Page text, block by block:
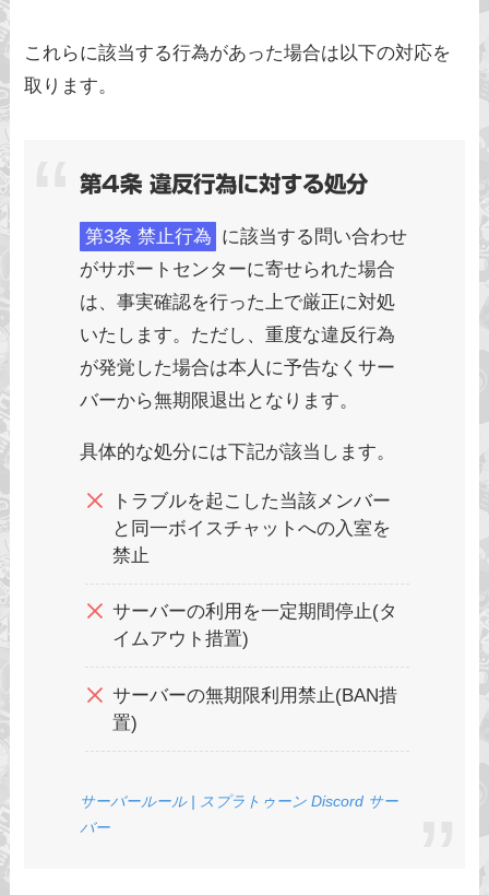
これらに該当する行為があった場合は以下の対応を
取ります。
第4条 違反行為に対する処分
第3条 禁止行為 に該当する問い合わせ
がサポートセンターに寄せられた場合
は、事実確認を行った上で厳正に対処
いたします。ただし、重度な違反行為
が発覚した場合は本人に予告なくサー
バーから無期限退出となります。
具体的な処分には下記が該当します。
トラブルを起こした当該メンバー
と同一ボイスチャットへの入室を
禁止
サーバーの利用を一定期間停止(タ
イムアウト措置)
サーバーの無期限利用禁止(BAN措
置)
サーバールール | スプラトゥーン Discord サー
バー